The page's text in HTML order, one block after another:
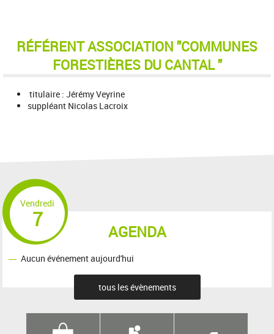
RÉFÉRENT ASSOCIATION "COMMUNES
FORESTIÈRES DU CANTAL "
titulaire : Jérémy Veyrine
suppléant Nicolas Lacroix
AGENDA
Vendredi
7
Aucun événement aujourd'hui
tous les évènements